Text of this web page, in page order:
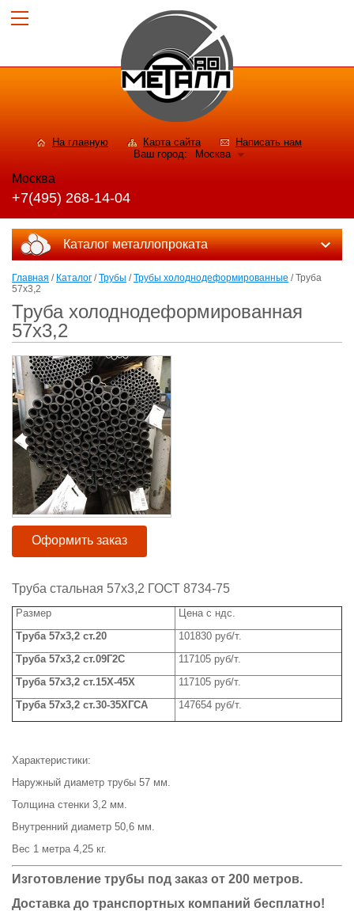
На главную Карта сайта
Написать нам
Ваш город:
Москва
Москва
+7(495) 268-14-04
Каталог металлопроката
Главная / Каталог /Трубы /Трубы холоднодеформированные / Труба
57x3,2
Труба холоднодеформированная
57x3,2
Оформить заказ
Труба стальная 57x3,2 ГОСТ 8734-75
Размер
Цена с ндс.
Труба 57x3,2 ст.20
101830 руб/т.
Труба 57x3,2 ст.09Г2С
117105 руб/т.
Труба 57x3,2 ст.15Х-45Х
117105 руб/т.
Труба 57x3,2 ст.30-35ХГСА 147654 руб/т.
Характеристики:
Наружный диаметр трубы 57 мм.
Толщина стенки 3,2 мм.
Внутренний диаметр 50,6 мм.
Вес 1 метра 4,25 кг.
Изготовление трубы под заказ от 200 метров.
Доставка до транспортных компаний бесплатно!